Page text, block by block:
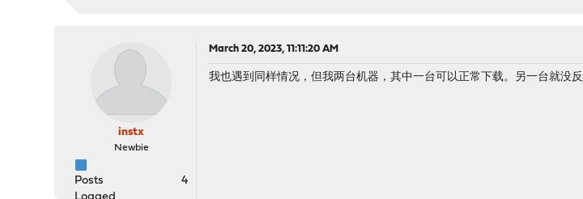
instx
Newbie
Posts
4
March 20, 2023, 11:11:20 AM
我也遇到同样情况，但我两台机器，其中一台可以正常下载。另一台就没